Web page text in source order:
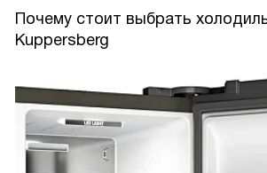
Почему стоит выбрать
Kuppersberg